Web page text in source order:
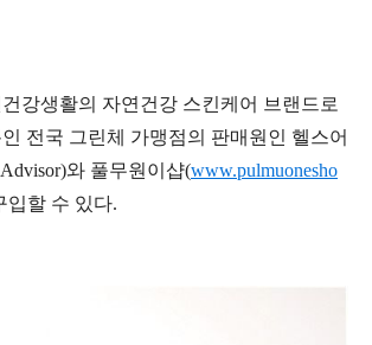
강생활의 자연건강 스킨케어 브랜드로
전국 그린체 가맹점의 판매원인 헬스어
와 풀무원이샵(www.pulmuonesho
입할 수 있다.